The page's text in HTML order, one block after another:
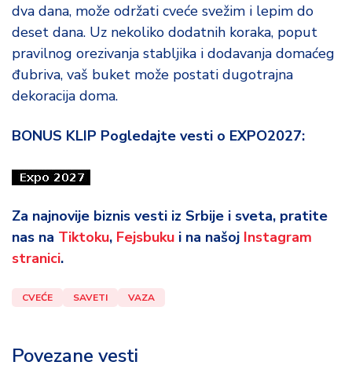
dva dana, može održati cveće svežim i lepim do
deset dana. Uz nekoliko dodatnih koraka, poput
pravilnog orezivanja stabljika i dodavanja domaćeg
đubriva, vaš buket može postati dugotrajna
dekoracija doma.
BONUS KLIP Pogledajte vesti o EXPO2027:
Za najnovije biznis vesti iz Srbije i sveta, pratite
nas na Tiktoku, Fejsbuku i na našoj Instagram
stranici.
CVEĆE SAVETI VAZA
Povezane vesti